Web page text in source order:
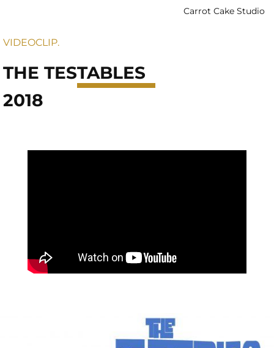
Carrot Cake Studio
VIDEOCLIP.
THE TESTABLES
2018